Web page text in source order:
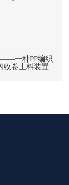
一种PP编织
收卷上料装置